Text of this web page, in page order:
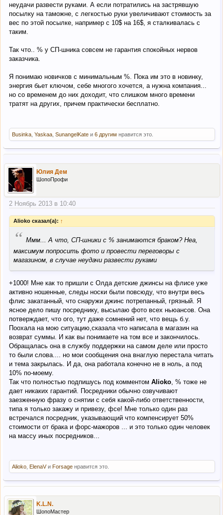
неудачи развести руками. А если потратились на застрявшую
посылку на таможне, с легкостью руки увеличивают стоимость за
вес по этой посылке, например с 10$ на 16$, я сталкивалась с
таким.
Так что.. % у СП-шника совсем не гарантия спокойных нервов
заказчика.
Я понимаю новичков с минимальным %. Пока им это в новинку,
энергия бьет ключом, себе многого хочется, а нужна компания...
но со временем до них доходит, что слишком много времени
тратят на других, причем практически бесплатно.
Businka Yaskaa SunangelKate и 6 другим нравится это.
Юлия Дем
ШопоПрофи
2 Ноябрь 2013 в 10:40
Alioko сказал(а): ↑
“ Ммм... А что, СП-шники с % занимаются браком? Неа,
максимум попросить фото и провести переговоры с
магазином, в случае неудачи развести руками
+1000! Мне как то пришли с Олда детские джинсы на флисе уже
активно ношенные, следы носки были повсюду, что внутри весь
флис закатанный, что снаружи джинс потрепанный, грязный. Я
ясное дело пишу посреднику, высылаю фото всех ньюансов. Она
потверждает, что ого, тут даже сомнений нет, что вещь б.у.
Поохала на мою ситуацию,сказала что написала в магазин на
возврат суммы. И как вы понимаете на том все и закончилось.
Обращалась она в службу поддержки на самом деле или просто
то были слова.... но мои сообщения она внаглую перестала читать
и тема закрылась. И да, она работала конечно не в ноль, а под
10% по-моему.
Так что полностью подпишусь под комментом Alioko , % тоже не
дает никаких гарантий. Посредники обычно озвучивают
заезженную фразу о снятии с себя какой-либо ответственности,
типа я только закажу и привезу, фсе! Мне только один раз
встречался посредник, указывающий что компенсирует 50%
стоимости от брака и форс-мажоров ... и это только один человек
на массу иных посредников...
Alioko ElenaVи Forsage нравится это.
K.L.N.
ШопоМастер